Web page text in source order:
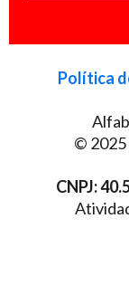
Política
© 2025
CNPJ: